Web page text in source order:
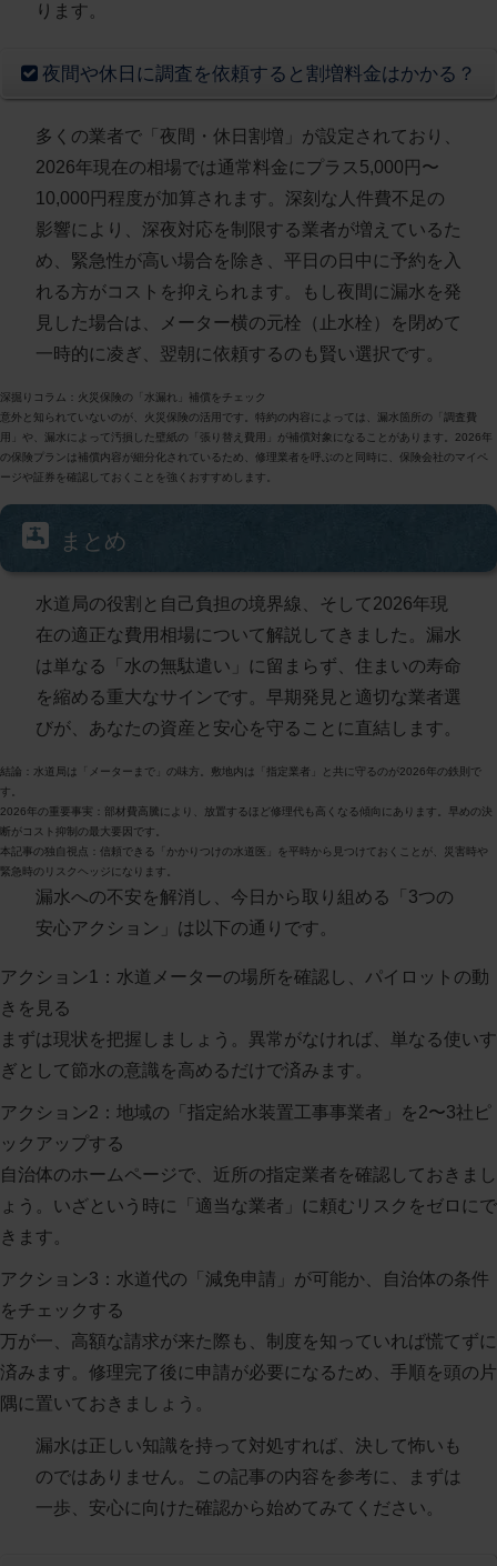
ります。
夜間や休日に調査を依頼すると割増料金はかかる？
多くの業者で「夜間・休日割増」が設定されており、
2026年現在の相場では通常料金にプラス5,000円〜
10,000円程度が加算されます。深刻な人件費不足の
影響により、深夜対応を制限する業者が増えているた
め、緊急性が高い場合を除き、平日の日中に予約を入
れる方がコストを抑えられます。もし夜間に漏水を発
見した場合は、メーター横の元栓（止水栓）を閉めて
一時的に凌ぎ、翌朝に依頼するのも賢い選択です。
深掘りコラム：火災保険の「水漏れ」補償をチェック
意外と知られていないのが、火災保険の活用です。特約の内容によっては、漏水箇所の「調査費
用」や、漏水によって汚損した壁紙の「張り替え費用」が補償対象になることがあります。2026年
の保険プランは補償内容が細分化されているため、修理業者を呼ぶのと同時に、保険会社のマイペ
ージや証券を確認しておくことを強くおすすめします。
まとめ
水道局の役割と自己負担の境界線、そして2026年現
在の適正な費用相場について解説してきました。漏水
は単なる「水の無駄遣い」に留まらず、住まいの寿命
を縮める重大なサインです。早期発見と適切な業者選
びが、あなたの資産と安心を守ることに直結します。
結論 ：水道局は「メーターまで」の味方。敷地内は「指定業者」と共に守るのが2026年の鉄則で
す。
2026年の重要事実 ：部材費高騰により、放置するほど修理代も高くなる傾向にあります。早めの決
断がコスト抑制の最大要因です。
本記事の独自視点 ：信頼できる「かかりつけの水道医」を平時から見つけておくことが、災害時や
緊急時のリスクヘッジになります。
漏水への不安を解消し、今日から取り組める「3つの
安心アクション」は以下の通りです。
アクション1：水道メーターの場所を確認し、パイロットの動
きを見る
まずは現状を把握しましょう。異常がなければ、単なる使いす
ぎとして節水の意識を高めるだけで済みます。
アクション2：地域の「指定給水装置工事事業者」を2〜3社ピ
ックアップする
自治体のホームページで、近所の指定業者を確認しておきまし
ょう。いざという時に「適当な業者」に頼むリスクをゼロにで
きます。
アクション3：水道代の「減免申請」が可能か、自治体の条件
をチェックする
万が一、高額な請求が来た際も、制度を知っていれば慌てずに
済みます。修理完了後に申請が必要になるため、手順を頭の片
隅に置いておきましょう。
漏水は正しい知識を持って対処すれば、決して怖いも
のではありません。この記事の内容を参考に、まずは
一歩、安心に向けた確認から始めてみてください。